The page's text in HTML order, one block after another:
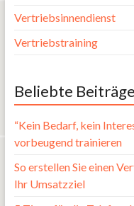
Vertriebsinnendienst
Vertriebstraining
Beliebte Beiträge
“Kein Bedarf, kein
vorbeugend trainieren
So erstellen Sie einen
Ihr Umsatzziel